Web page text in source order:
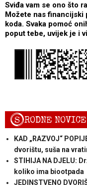
Sviđa vam se ono što
Možete nas financijski
koda. Svaka pomoć
poput tebe, uvijek je i
SRODNE NOVICE
KAD „RAZVOJ“
dvorištu, suša na
STIHIJA NA DJELU:
koliko ima biootpada
JEDINSTVENO